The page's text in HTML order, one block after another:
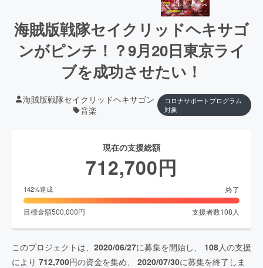
海賊版戦隊セイクリッドヘキサゴ
ンがピンチ！？9月20日東京ライ
ブを成功させたい！
海賊版戦隊セイクリッドヘキサゴン
音楽
コロナサポートプログラム
対象
現在の支援総額
712,700円
142%達成 終了
目標金額500,000円 支援者数108 人
このプロジェクトは、 2020/06/27に募集を開始し、 108人の支援
により 712,700円の資金を集め、 2020/07/30に募集を終了しま